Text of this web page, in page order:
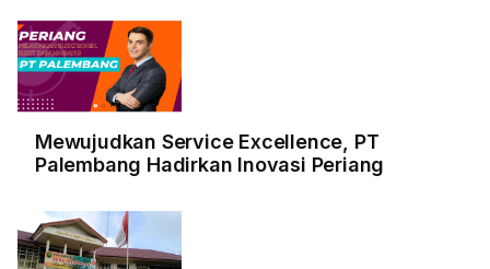
Mewujudkan Service Excellence, PT
Palembang Hadirkan Inovasi Periang